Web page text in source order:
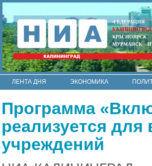
ФЕДЕРАЦИЯ
КАЛИНИНГРАД
КРАСНОЯРСК
МУРМАНСК
ЛЕНТА ДНЯ ЭКОНОМИКА
RSS
Программа
реализуется
учреждений